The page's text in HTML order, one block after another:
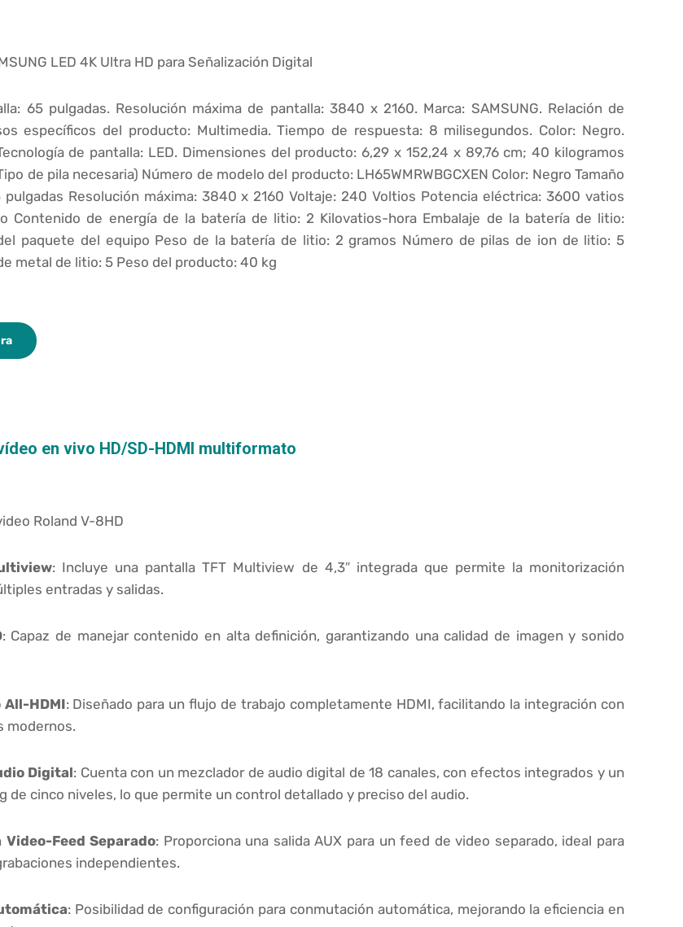
LED 4K Ultra HD para Señalización Digital
65 pulgadas. Resolución máxima de pantalla: 3840 x 2160. Marca: SAMSUNG. Relación de
específicos del producto: Multimedia. Tiempo de respuesta: 8 milisegundos. Color: Negro.
de pantalla: LED. Dimensiones del producto: 6,29 x 152,24 x 89,76 cm; 40 kilogramos
de pila necesaria) Número de modelo del producto: LH65WMRWBGCXEN Color: Negro Tamaño
pulgadas Resolución máxima: 3840 x 2160 Voltaje: 240 Voltios Potencia eléctrica: 3600 vatios
Contenido de energía de la batería de litio: 2 Kilovatios-hora Embalaje de la batería de litio:
paquete del equipo Peso de la batería de litio: 2 gramos Número de pilas de ion de litio: 5
metal de litio: 5 Peso del producto: 40 kg
en vivo HD/SD-HDMI multiformato
Roland V-8HD
: Incluye una pantalla TFT Multiview de 4,3″ integrada que permite la monitorización
entradas y salidas.
: Capaz de manejar contenido en alta definición, garantizando una calidad de imagen y sonido
All-HDMI: Diseñado para un flujo de trabajo completamente HDMI, facilitando la integración con
modernos.
Digital: Cuenta con un mezclador de audio digital de 18 canales, con efectos integrados y un
de cinco niveles, lo que permite un control detallado y preciso del audio.
Video-Feed Separado: Proporciona una salida AUX para un feed de video separado, ideal para
independientes.
: Posibilidad de configuración para conmutación automática, mejorando la eficiencia en